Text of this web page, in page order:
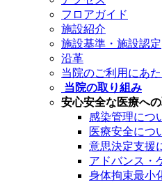
フロアガイド
施設紹介
施設基準・施設認定
沿革
当院のご利用にあた
当院の取り組み
安心安全な医療へ
感染管理につ
医療安全につ
意思決定支援
アドバンス・
身体拘束最小